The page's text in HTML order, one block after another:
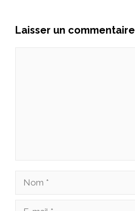
Laisser un commentaire
Nom